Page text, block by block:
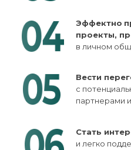
Эффектно
проекты,
в личном
Вести
с
партнерами
Стать
и легко